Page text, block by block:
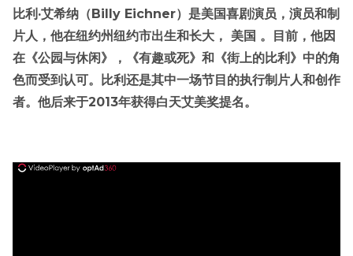
比利·艾希纳（Billy Eichner）是美国喜剧演员，演员和制
片人，他在纽约州纽约市出生和长大， 美国 。目前，他因
在《公园与休闲》，《有趣或死》和《街上的比利》中的角
色而受到认可。比利还是其中一场节目的执行制片人和创作
者。他后来于2013年获得白天艾美奖提名。